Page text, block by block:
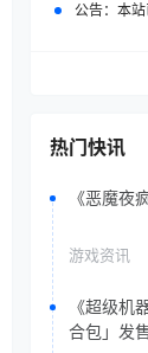
公告： 本站
热门快讯
《恶魔夜
游戏资讯
《超级机
合包」发